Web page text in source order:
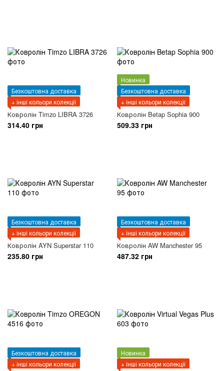
Безкоштовна доставка
+ інші кольори колекції
Ковролін Timzo LIBRA 3726
314.40 грн
Новинка
Безкоштовна доставка
+ інші кольори колекції
Ковролін Betap Sophia 900
509.33 грн
Безкоштовна доставка
+ інші кольори колекції
Ковролін AYN Superstar 110
235.80 грн
Безкоштовна доставка
+ інші кольори колекції
Ковролін AW Manchester 95
487.32 грн
Безкоштовна доставка
+ інші кольори колекції
Новинка
+ інші кольори колекції